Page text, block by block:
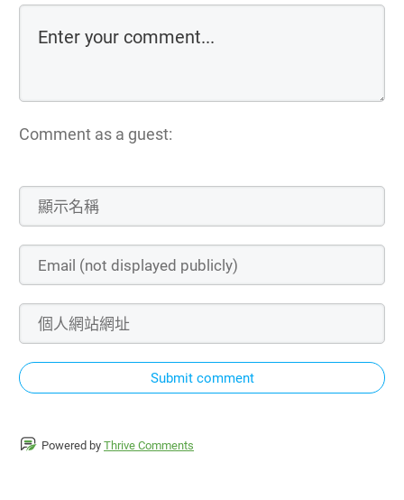
Comment as a guest:
Submit comment
Powered by Thrive Comments